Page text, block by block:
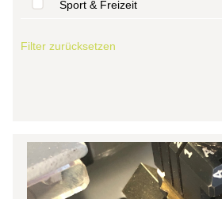
Sport & Freizeit
Filter zurücksetzen